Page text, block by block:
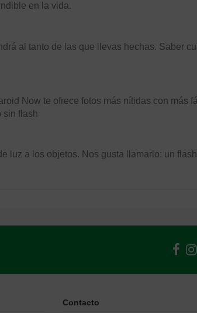
en la vida.
al tanto de las que llevas hechas. Saber
Now te ofrece fotos más nítidas con
sin flash
luz a los objetos. Nos gusta llamarlo: un
Contacto